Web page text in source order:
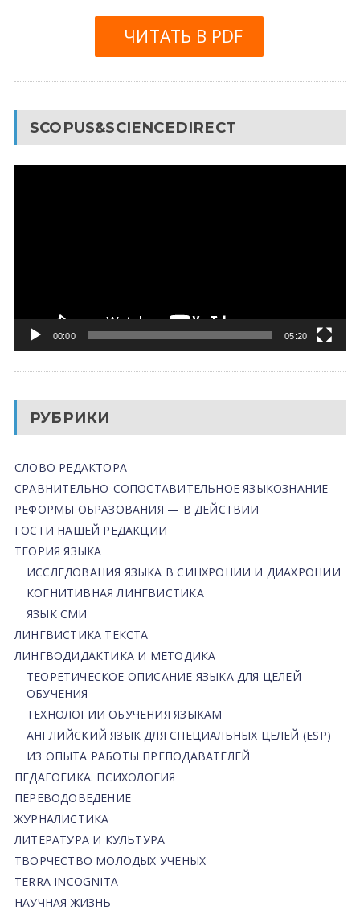
ЧИТАТЬ В PDF
SCOPUS&SCIENCEDIRECT
00:00 05:20
РУБРИКИ
СЛОВО РЕДАКТОРА
СРАВНИТЕЛЬНО-СОПОСТАВИТЕЛЬНОЕ ЯЗЫКОЗНАНИЕ
РЕФОРМЫ ОБРАЗОВАНИЯ — В ДЕЙСТВИИ
ГОСТИ НАШЕЙ РЕДАКЦИИ
ТЕОРИЯ ЯЗЫКА
ИССЛЕДОВАНИЯ ЯЗЫКА В СИНХРОНИИ И ДИАХРОНИИ
КОГНИТИВНАЯ ЛИНГВИСТИКА
ЯЗЫК СМИ
ЛИНГВИСТИКА ТЕКСТА
ЛИНГВОДИДАКТИКА И МЕТОДИКА
ТЕОРЕТИЧЕСКОЕ ОПИСАНИЕ ЯЗЫКА ДЛЯ ЦЕЛЕЙ
ОБУЧЕНИЯ
ТЕХНОЛОГИИ ОБУЧЕНИЯ ЯЗЫКАМ
АНГЛИЙСКИЙ ЯЗЫК ДЛЯ СПЕЦИАЛЬНЫХ ЦЕЛЕЙ (ESP)
ИЗ ОПЫТА РАБОТЫ ПРЕПОДАВАТЕЛЕЙ
ПЕДАГОГИКА. ПСИХОЛОГИЯ
ПЕРЕВОДОВЕДЕНИЕ
ЖУРНАЛИСТИКА
ЛИТЕРАТУРА И КУЛЬТУРА
ТВОРЧЕСТВО МОЛОДЫХ УЧЕНЫХ
TERRA INCOGNITA
НАУЧНАЯ ЖИЗНЬ